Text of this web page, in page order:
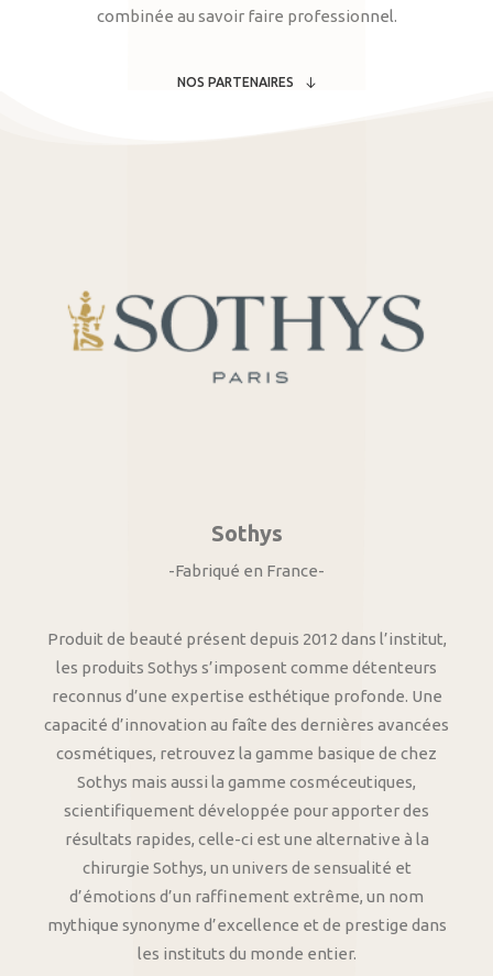
combinée au savoir faire professionnel.
NOS PARTENAIRES
Sothys
-Fabriqué en France-
Produit de beauté présent depuis 2012 dans l’institut,
les produits Sothys s’imposent comme détenteurs
reconnus d’une expertise esthétique profonde. Une
capacité d’innovation au faîte des dernières avancées
cosmétiques, retrouvez la gamme basique de chez
Sothys mais aussi la gamme cosméceutiques,
scientifiquement développée pour apporter des
résultats rapides, celle-ci est une alternative à la
chirurgie Sothys, un univers de sensualité et
d’émotions d’un raffinement extrême, un nom
mythique synonyme d’excellence et de prestige dans
les instituts du monde entier.